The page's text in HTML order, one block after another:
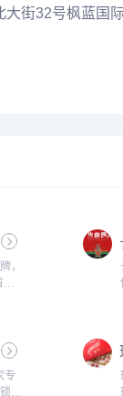
大街32号枫蓝国
，
福
茶
专
蛋